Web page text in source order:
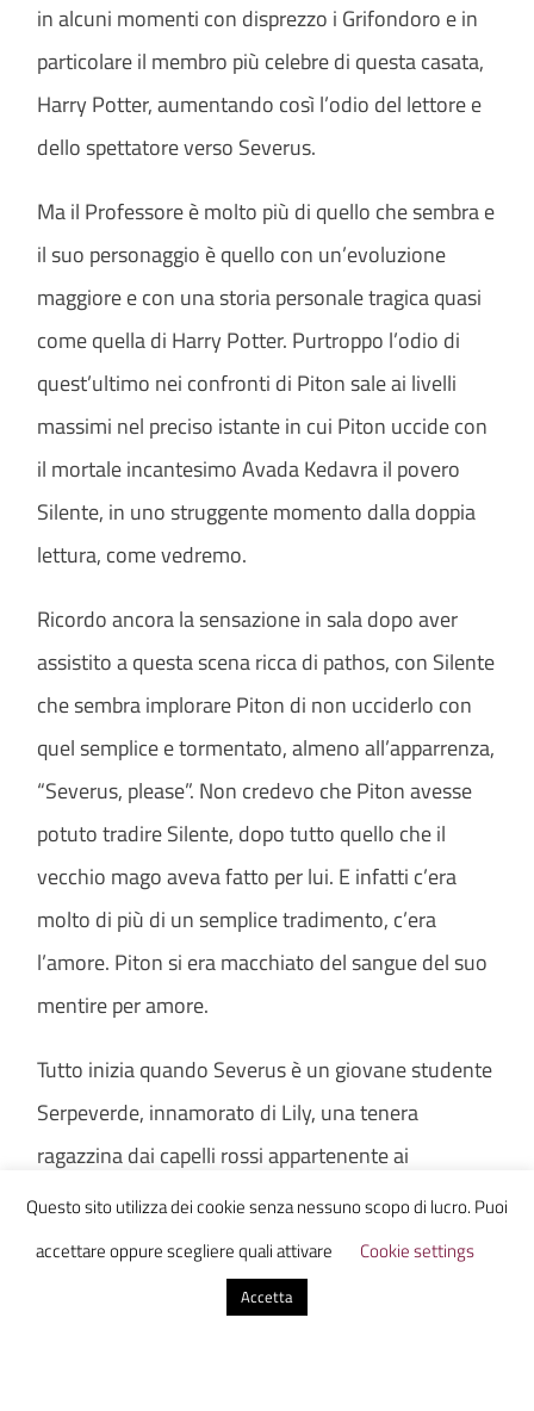
in alcuni momenti con disprezzo i Grifondoro e in
particolare il membro più celebre di questa casata,
Harry Potter, aumentando così l’odio del lettore e
dello spettatore verso Severus.
Ma il Professore è molto più di quello che sembra e
il suo personaggio è quello con un’evoluzione
maggiore e con una storia personale tragica quasi
come quella di Harry Potter. Purtroppo l’odio di
quest’ultimo nei confronti di Piton sale ai livelli
massimi nel preciso istante in cui Piton uccide con
il mortale incantesimo Avada Kedavra il povero
Silente, in uno struggente momento dalla doppia
lettura, come vedremo.
Ricordo ancora la sensazione in sala dopo aver
assistito a questa scena ricca di pathos, con Silente
che sembra implorare Piton di non ucciderlo con
quel semplice e tormentato, almeno all’apparrenza,
“Severus, please”. Non credevo che Piton avesse
potuto tradire Silente, dopo tutto quello che il
vecchio mago aveva fatto per lui. E infatti c’era
molto di più di un semplice tradimento, c’era
l’amore. Piton si era macchiato del sangue del suo
mentire per amore.
Tutto inizia quando Severus è un giovane studente
Serpeverde, innamorato di Lily, una tenera
ragazzina dai capelli rossi appartenente ai
Grifondoro. Prima di entrare a far parte di
Hogwarts i due sono inseparabili, ma per via delle
diverse casate di appartenenza dei due e per il
fatto che Lily si innamora di James, un Grifondoro,
Questo sito utilizza dei cookie senza nessuno scopo di lucro. Puoi
accettare oppure scegliere quali attivare
Cookie settings
Accetta